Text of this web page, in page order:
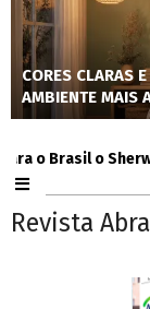
CORES CLARAS
AMBIENTE MAIS
o Sherwin-
Revista